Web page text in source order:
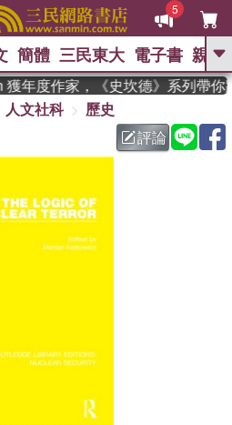
5
GO
熱搜： 東野圭吾 、
父親節 、 如果歷
暑期推薦 、 國際布克
偉大的迷走神經
簡體 三民東大 電子書 親子
年度作家，《史坎德》系列帶你
人文社科
歷史
評論